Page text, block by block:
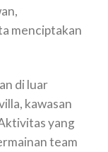
menciptakan
di luar
kawasan
yang
team